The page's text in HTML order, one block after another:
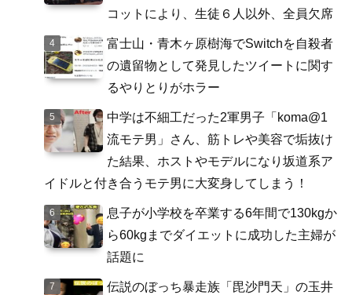
コットにより、生徒６人以外、全員欠席
富士山・青木ヶ原樹海でSwitchを自殺者
の遺留物として発見したツイートに関す
るやりとりがホラー
中学は不細工だった2軍男子「koma@1
流モテ男」さん、筋トレや美容で垢抜け
た結果、ホストやモデルになり坂道系ア
イドルと付き合うモテ男に大変身してしまう！
息子が小学校を卒業する6年間で130kgか
ら60kgまでダイエットに成功した主婦が
話題に
伝説のぼっち暴走族「毘沙門天」の玉井